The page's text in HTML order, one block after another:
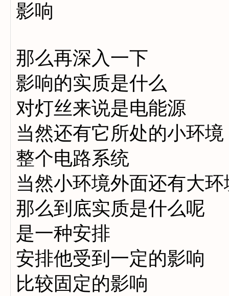
影响
那么再深入一下
影响的实质是什么
对灯丝来说是电能源
当然还有它所处的小环境
整个电路系统
当然小环境外面还有大环
那么到底实质是什么呢
是一种安排
安排他受到一定的影响
比较固定的影响